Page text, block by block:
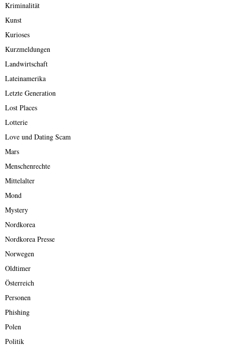
Kriminalität
Kunst
Kurioses
Kurzmeldungen
Landwirtschaft
Lateinamerika
Letzte Generation
Lost Places
Lotterie
Love und Dating Scam
Mars
Menschenrechte
Mittelalter
Mond
Mystery
Nordkorea
Nordkorea Presse
Norwegen
Oldtimer
Österreich
Personen
Phishing
Polen
Politik